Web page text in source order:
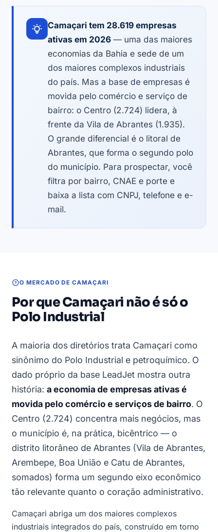
Camaçari tem 28.619 empresas
ativas em 2026 — uma das maiores
economias da Bahia e sede de um
dos maiores complexos industriais
do país. Mas a base de empresas é
movida pelo comércio e serviço de
bairro: o Centro (2.724) lidera, à
frente da Vila de Abrantes (1.935).
O grande diferencial é o litoral de
Abrantes, que forma o segundo polo
do município. Para prospectar, você
filtra por bairro, CNAE e porte e
baixa a lista com CNPJ, telefone e e-
mail.
O MERCADO DE CAMAÇARI
Por que Camaçari não é só o
Polo Industrial
A maioria dos diretórios trata Camaçari como
sinônimo do Polo Industrial e petroquímico. O
dado próprio da base LeadJet mostra outra
história: a economia de empresas ativas é
movida pelo comércio e serviços de bairro. O
Centro (2.724) concentra mais negócios, mas
o município é, na prática, bicêntrico — o
distrito litorâneo de Abrantes (Vila de Abrantes,
Arembepe, Boa União e Catu de Abrantes,
somados) forma um segundo eixo econômico
tão relevante quanto o coração administrativo.
Camaçari abriga um dos maiores complexos
industriais integrados do país, construído em torno